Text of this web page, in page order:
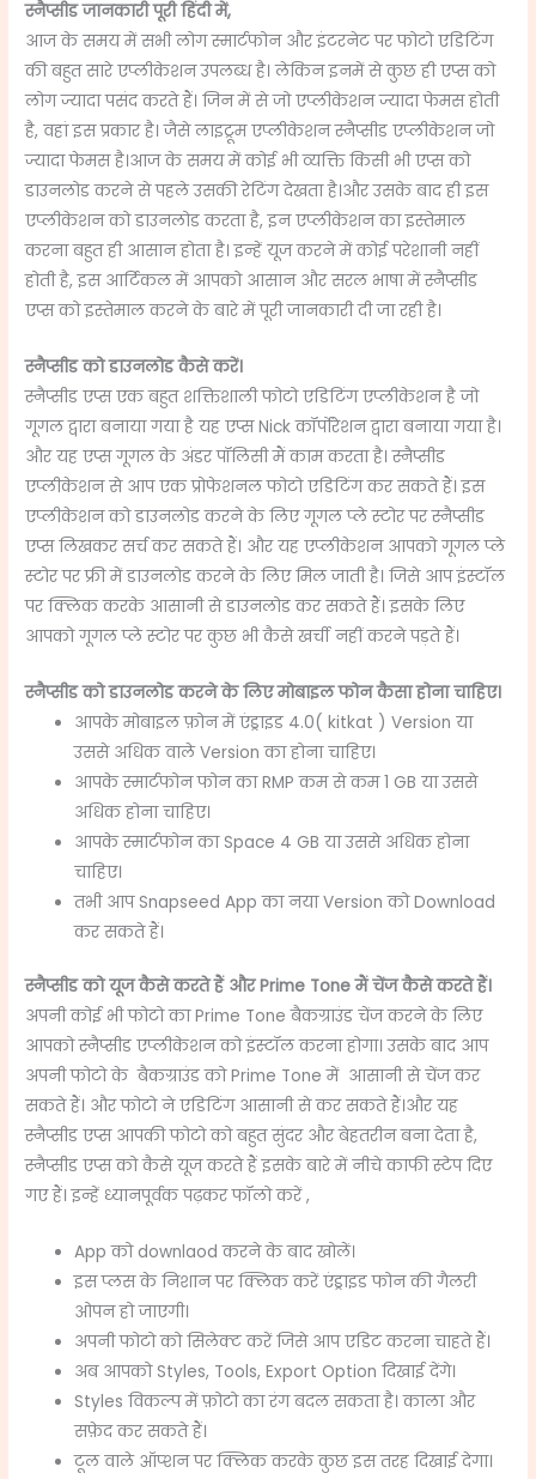
स्नैप्सीड जानकारी पूरी हिंदी में,
आज के समय में सभी लोग स्मार्टफोन और इंटरनेट पर फोटो एडिटिंग
की बहुत सारे एप्लीकेशन उपलब्ध है। लेकिन इनमें से कुछ ही एप्स को
लोग ज्यादा पसंद करते हैं। जिन में से जो एप्लीकेशन ज्यादा फेमस होती
है, वहां इस प्रकार है। जैसे लाइट्रूम एप्लीकेशन स्नैप्सीड एप्लीकेशन जो
ज्यादा फेमस है।आज के समय में कोई भी व्यक्ति किसी भी एप्स को
डाउनलोड करने से पहले उसकी रेटिंग देखता है।और उसके बाद ही इस
एप्लीकेशन को डाउनलोड करता है, इन एप्लीकेशन का इस्तेमाल
करना बहुत ही आसान होता है। इन्हें यूज करने में कोई परेशानी नहीं
होती है, इस आर्टिकल में आपको आसान और सरल भाषा में स्नैप्सीड
एप्स को इस्तेमाल करने के बारे में पूरी जानकारी दी जा रही है।
स्नैप्सीड को डाउनलोड कैसे करें।
स्नैप्सीड एप्स एक बहुत शक्तिशाली फोटो एडिटिंग एप्लीकेशन है जो
गूगल द्वारा बनाया गया है यह एप्स Nick कॉर्पोरेशन द्वारा बनाया गया है।
और यह एप्स गूगल के अंडर पॉलिसी मैं काम करता है। स्नैप्सीड
एप्लीकेशन से आप एक प्रोफेशनल फोटो एडिटिंग कर सकते हैं। इस
एप्लीकेशन को डाउनलोड करने के लिए गूगल प्ले स्टोर पर स्नैप्सीड
एप्स लिखकर सर्च कर सकते हैं। और यह एप्लीकेशन आपको गूगल प्ले
स्टोर पर फ्री में डाउनलोड करने के लिए मिल जाती है। जिसे आप इंस्टॉल
पर क्लिक करके आसानी से डाउनलोड कर सकते हैं। इसके लिए
आपको गूगल प्ले स्टोर पर कुछ भी कैसे खर्ची नहीं करने पड़ते हैं।
स्नैप्सीड को डाउनलोड करने के लिए मोबाइल फोन कैसा होना चाहिए।
आपके मोबाइल फ़ोन में एंड्राइड 4.0( kitkat ) Version या
उससे अधिक वाले ‌Version का होना चाहिए।
आपके स्मार्टफोन फोन का RMP कम से कम 1 GB या उससे
अधिक होना चाहिए।
आपके स्मार्टफोन का Space 4 GB या उससे अधिक होना
चाहिए।
तभी आप ‌Snapseed App का नया Version को Download
कर सकते हैं।
स्नैप्सीड को यूज कैसे करते हैं औरPrime Toneमैं चेंज कैसे करते हैं।
अपनी कोई भी फोटो काPrime Tone बैकग्राउंड चेंज करने के लिए
आपको स्नैप्सीड एप्लीकेशन को इंस्टॉल करना होगा। उसके बाद आप
अपनी फोटो के बैकग्राउंड कोPrime Toneमें आसानी से चेंज कर
सकते हैं। और फोटो ने एडिटिंग आसानी से कर सकते हैं।और यह
स्नैप्सीड एप्स आपकी फोटो को बहुत सुंदर और बेहतरीन बना देता है,
स्नैप्सीड एप्स को कैसे यूज करते हैं इसके बारे में नीचे काफी स्टेप दिए
गए हैं। इन्हें ध्यानपूर्वक पढ़कर फॉलो करें ,
App को downlaod करने के बाद खोलें।
इस प्लस के निशान पर क्लिक करें एंड्राइड फोन की गैलरी
ओपन हो जाएगी।
अपनी फोटो को सिलेक्ट करें जिसे आप एडिट करना चाहते हैं।
अब आपको Styles, Tools, Export Option दिखाई देंगे।
Styles विकल्प में फ़ोटो का रंग बदल सकता है। काला और
सफ़ेद कर सकते हैं।
टूल वाले ऑप्शन पर क्लिक करके कुछ इस तरह दिखाई देगा।